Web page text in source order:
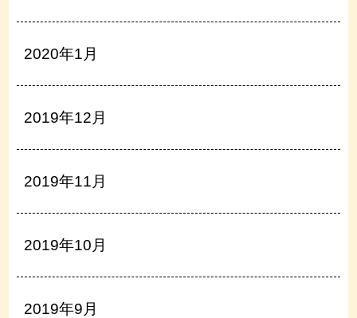
2020年1月
2019年12月
2019年11月
2019年10月
2019年9月